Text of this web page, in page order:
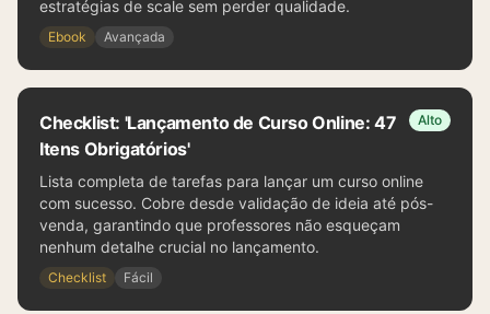
estratégias de scale sem perder qualidade.
Ebook Avançada
Checklist: 'Lançamento de Curso Online: 47
Itens Obrigatórios'
Alto
Lista completa de tarefas para lançar um curso online
com sucesso. Cobre desde validação de ideia até pós-
venda, garantindo que professores não esqueçam
nenhum detalhe crucial no lançamento.
Checklist Fácil